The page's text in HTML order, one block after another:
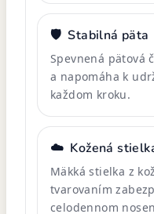
🛡️ Stabilná päta
Spevnená pätová
a napomáha k
každom kroku.
☁️ Kožená
Mäkká stielka z
tvarovaním
celodennom